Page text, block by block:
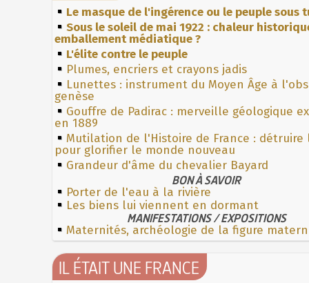
Le masque de l'ingérence ou le peuple sous
Sous le soleil de mai 1922 : chaleur
emballement médiatique ?
L'élite contre le peuple
Plumes, encriers et crayons jadis
Lunettes : instrument du Moyen Âge à
genèse
Gouffre de Padirac : merveille géologique
en 1889
Mutilation de l'Histoire de France : détruire
pour glorifier le monde nouveau
Grandeur d'âme du chevalier Bayard
BON À SAVOIR
Porter de l'eau à la rivière
Les biens lui viennent en dormant
MANIFESTATIONS / EXPOSITIONS
Maternités, archéologie de la figure
IL ÉTAIT UNE FRANCE